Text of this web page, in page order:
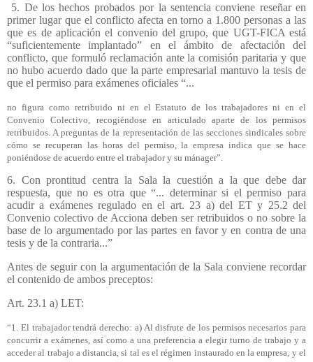
5. De los hechos probados por la sentencia conviene reseñar en
primer lugar que el conflicto afecta en torno a 1.800 personas a las
que es de aplicación el convenio del grupo, que UGT-FICA está
“suficientemente implantado” en el ámbito de afectación del
conflicto, que formuló reclamación ante la comisión paritaria y que
no hubo acuerdo dado que la parte empresarial mantuvo la tesis de
que el permiso para exámenes oficiales “...
no figura como retribuido ni en el Estatuto de los trabajadores ni en el
Convenio Colectivo, recogiéndose en articulado aparte de los permisos
retribuidos. A preguntas de la representación de las secciones sindicales sobre
cómo se recuperan las horas del permiso, la empresa indica que se hace
poniéndose de acuerdo entre el trabajador y su mánager”.
6. Con prontitud centra la Sala la cuestión a la que debe dar
respuesta, que no es otra que “... determinar si el permiso para
acudir a exámenes regulado en el art. 23 a) del ET y 25.2 del
Convenio colectivo de Acciona deben ser retribuidos o no sobre la
base de lo argumentado por las partes en favor y en contra de una
tesis y de la contraria...”
Antes de seguir con la argumentación de la Sala conviene recordar
el contenido de ambos preceptos:
Art. 23.1 a) LET:
“1. El trabajador tendrá derecho: a) Al disfrute de los permisos necesarios para
concurrir a exámenes, así como a una preferencia a elegir turno de trabajo y a
acceder al trabajo a distancia, si tal es el régimen instaurado en la empresa, y el